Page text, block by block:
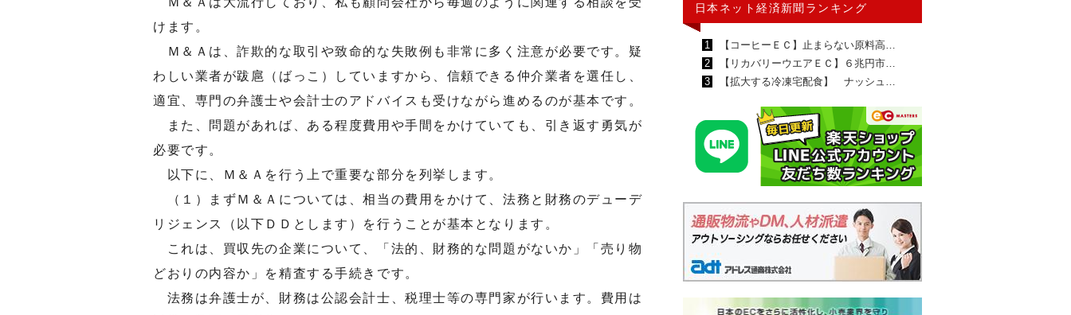
けます。
Ｍ＆Ａは、詐欺的な取引や致命的な失敗例も非常に多く注意が必要です。疑
わしい業者が跋扈（ばっこ）していますから、信頼できる仲介業者を選任し、
適宜、専門の弁護士や会計士のアドバイスも受けながら進めるのが基本です。
また、問題があれば、ある程度費用や手間をかけていても、引き返す勇気が
必要です。
以下に、Ｍ＆Ａを行う上で重要な部分を列挙します。
（１）まずＭ＆Ａについては、相当の費用をかけて、法務と財務のデューデ
リジェンス（以下ＤＤとします）を行うことが基本となります。
これは、買収先の企業について、「法的、財務的な問題がないか」「売り物
どおりの内容か」を精査する手続きです。
法務は弁護士が、財務は公認会計士、税理士等の専門家が行います。費用は
日本ネット経済新聞ランキング
1
【コーヒーＥＣ】止まらない原料高…
2
【リカバリーウエアＥＣ】６兆円市…
3
【拡大する冷凍宅配食】 ナッシュ…